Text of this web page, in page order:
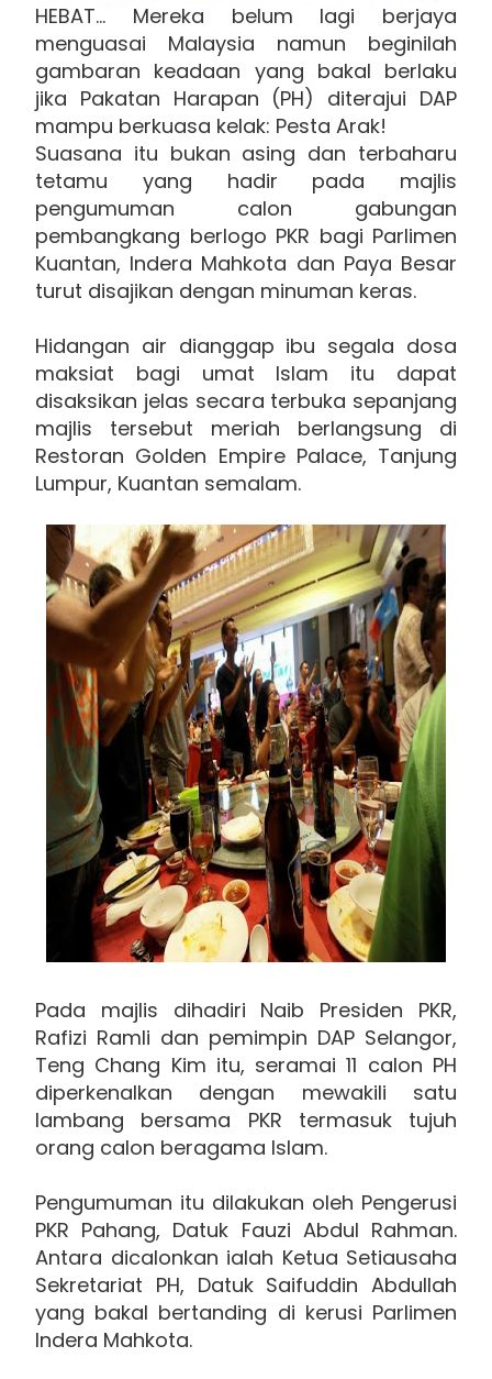
HEBAT… Mereka belum lagi berjaya
menguasai Malaysia namun beginilah
gambaran keadaan yang bakal berlaku
jika Pakatan Harapan (PH) diterajui DAP
mampu berkuasa kelak: Pesta Arak!
Suasana itu bukan asing dan terbaharu
tetamu yang hadir pada majlis
pengumuman calon gabungan
pembangkang berlogo PKR bagi Parlimen
Kuantan, Indera Mahkota dan Paya Besar
turut disajikan dengan minuman keras.
Hidangan air dianggap ibu segala dosa
maksiat bagi umat Islam itu dapat
disaksikan jelas secara terbuka sepanjang
majlis tersebut meriah berlangsung di
Restoran Golden Empire Palace, Tanjung
Lumpur, Kuantan semalam.
Pada majlis dihadiri Naib Presiden PKR,
Rafizi Ramli dan pemimpin DAP Selangor,
Teng Chang Kim itu, seramai 11 calon PH
diperkenalkan dengan mewakili satu
lambang bersama PKR termasuk tujuh
orang calon beragama Islam.
Pengumuman itu dilakukan oleh Pengerusi
PKR Pahang, Datuk Fauzi Abdul Rahman.
Antara dicalonkan ialah Ketua Setiausaha
Sekretariat PH, Datuk Saifuddin Abdullah
yang bakal bertanding di kerusi Parlimen
Indera Mahkota.